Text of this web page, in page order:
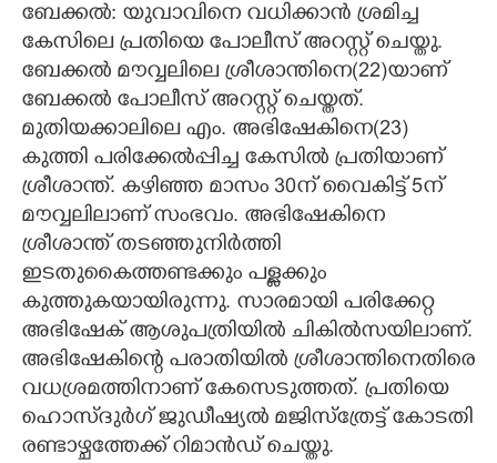
CARTOONS
LITERATURE
ZOOM
CONTACT US
ബേക്കൽ: യുവാവിനെ വധിക്കാൻ ശ്രമിച്ച
കേസിലെ പ്രതിയെ പോലീസ് അറസ്റ്റ് ചെയ്തു.
ബേക്കൽ മൗവ്വലിലെ ശ്രീശാന്തിനെ(22)യാണ്
ബേക്കൽ പോലീസ് അറസ്റ്റ് ചെയ്തത്.
മുതിയക്കാലിലെ എം. അഭിഷേകിനെ(23)
കുത്തി പരിക്കേൽപ്പിച്ച കേസിൽ പ്രതിയാണ്
ശ്രീശാന്ത്. കഴിഞ്ഞ മാസം 30ന് വൈകിട്ട് 5ന്
മൗവ്വലിലാണ് സംഭവം. അഭിഷേകിനെ
ശ്രീശാന്ത് തടഞ്ഞുനിർത്തി
ഇടതുകൈത്തണ്ടക്കും പള്ളക്കും
കുത്തുകയായിരുന്നു. സാരമായി പരിക്കേറ്റ
അഭിഷേക് ആശുപത്രിയിൽ ചികിൽസയിലാണ്.
അഭിഷേകിന്റെ പരാതിയിൽ ശ്രീശാന്തിനെതിരെ
വധശ്രമത്തിനാണ് കേസെടുത്തത്. പ്രതിയെ
ഹൊസ്ദുർഗ് ജുഡീഷ്യൽ മജിസ്ത്രേട്ട് കോടതി
രണ്ടാഴ്ചത്തേക്ക് റിമാൻഡ് ചെയ്തു.